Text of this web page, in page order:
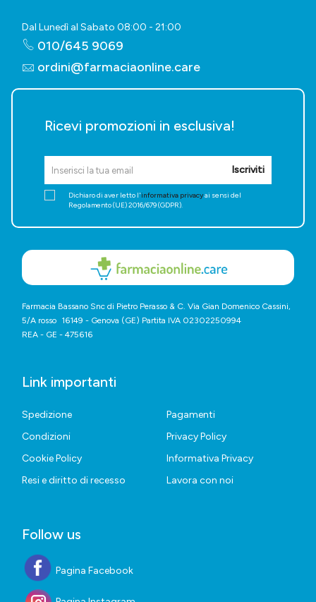
Dal Lunedì al Sabato 08:00 - 21:00
010/645 9069
ordini@farmaciaonline.care
Ricevi promozioni in esclusiva!
Iscriviti
Dichiaro di aver letto l'informativa privacyai sensi del
Regolamento (UE) 2016/679 (GDPR).
Farmacia Bassano Snc di Pietro Perasso & C. Via Gian Domenico Cassini,
5/A rosso 16149 - Genova (GE) Partita IVA 02302250994
REA - GE - 475616
Link importanti
Spedizione
Pagamenti
Condizioni
Privacy Policy
Cookie Policy
Informativa Privacy
Resi e diritto di recesso
Lavora con noi
Follow us
Pagina Facebook